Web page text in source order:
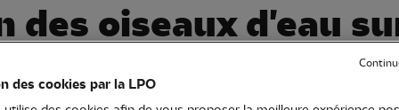
des oiseaux d'eau
Baye
des cookies par la LPO